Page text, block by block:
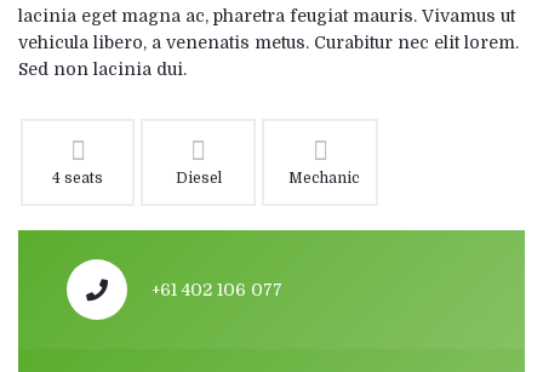
lacinia eget magna ac, pharetra feugiat mauris. Vivamus ut
vehicula libero, a venenatis metus. Curabitur nec elit lorem.
Sed non lacinia dui.
4 seats Diesel Mechanic
+61 402 106 077